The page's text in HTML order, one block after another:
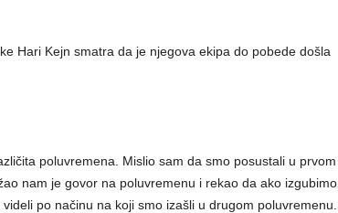
Hari Kejn smatra da je njegova ekipa do pobede došla
poluvremena. Mislio sam da smo posustali u prvom
nam je govor na poluvremenu i rekao da ako izgubimo,
po načinu na koji smo izašli u drugom poluvremenu.